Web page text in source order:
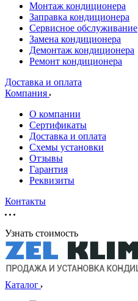
Монтаж кондиционера
Заправка кондиционера
Сервисное обслуживание
Замена кондиционера
Демонтаж кондиционера
Ремонт кондиционера
Доставка и оплата
Компания
О компании
Сертификаты
Доставка и оплата
Схемы установки
Отзывы
Гарантия
Реквизиты
Контакты
Узнать стоимость
Каталог